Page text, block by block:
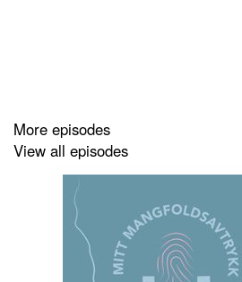
More episodes
View all episodes